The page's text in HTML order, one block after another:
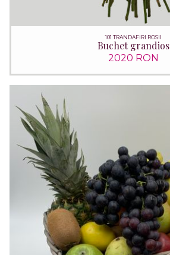
101 TRANDAFIRI ROSII
Buchet grandios
2020 RON